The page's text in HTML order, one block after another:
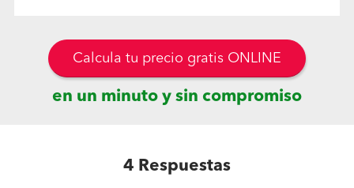
Calcula tu precio gratis ONLINE
en un minuto y sin compromiso
4 Respuestas